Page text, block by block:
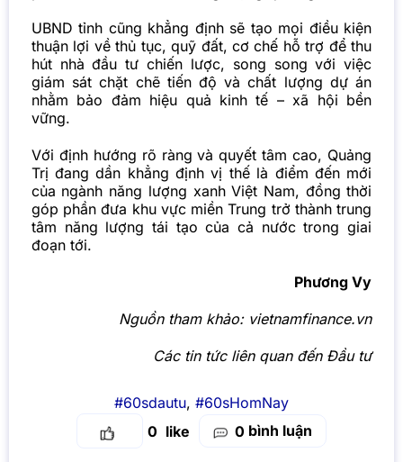
UBND tỉnh cũng khẳng định sẽ tạo mọi điều kiện
thuận lợi về thủ tục, quỹ đất, cơ chế hỗ trợ để thu
hút nhà đầu tư chiến lược, song song với việc
giám sát chặt chẽ tiến độ và chất lượng dự án
nhằm bảo đảm hiệu quả kinh tế – xã hội bền
vững.
Với định hướng rõ ràng và quyết tâm cao, Quảng
Trị đang dần khẳng định vị thế là điểm đến mới
của ngành năng lượng xanh Việt Nam, đồng thời
góp phần đưa khu vực miền Trung trở thành trung
tâm năng lượng tái tạo của cả nước trong giai
đoạn tới.
Phương Vy
Nguồn tham khảo: vietnamfinance.vn
Các tin tức liên quan đến Đầu tư
#60sdautu, #60sHomNay
0
0 bình luận